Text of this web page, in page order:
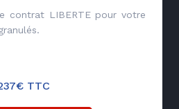
contrat LIBERTE pour votre
TTC